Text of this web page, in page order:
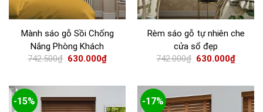
Mành sáo gỗ Sồi Chống
Nắng Phòng Khách
742.500₫ 630.000₫
Rèm sáo gỗ tự nhiên che
cửa sổ đẹp
742.000₫ 630.000₫
-15% -17%